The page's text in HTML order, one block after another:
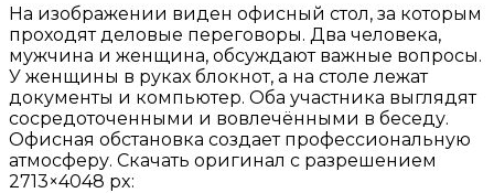
На изображении виден офисный стол, за которым
проходят деловые переговоры. Два человека,
мужчина и женщина, обсуждают важные вопросы.
У женщины в руках блокнот, а на столе лежат
документы и компьютер. Оба участника выглядят
сосредоточенными и вовлечёнными в беседу.
Офисная обстановка создает профессиональную
атмосферу. Скачать оригинал с разрешением
2713×4048 px: